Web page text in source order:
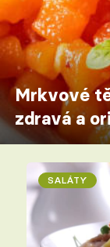
Mrkvové
zdravá a
SALÁTY